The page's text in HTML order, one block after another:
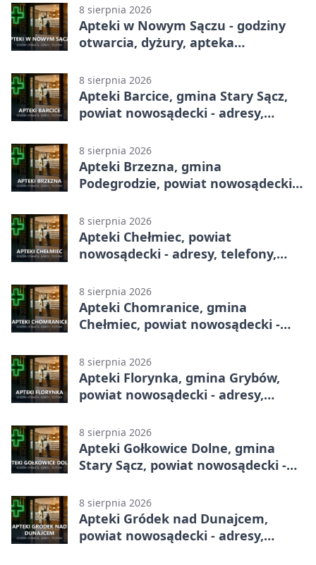
8 sierpnia 2026
Apteki w Nowym Sączu - godziny
otwarcia, dyżury, apteka
8 sierpnia 2026
Apteki Barcice, gmina Stary Sącz,
powiat nowosądecki - adresy,
8 sierpnia 2026
Apteki Brzezna, gmina
Podegrodzie, powiat nowosądecki -
8 sierpnia 2026
Apteki Chełmiec, powiat
nowosądecki - adresy, telefony,
8 sierpnia 2026
Apteki Chomranice, gmina
Chełmiec, powiat nowosądecki -
8 sierpnia 2026
Apteki Florynka, gmina Grybów,
powiat nowosądecki - adresy,
8 sierpnia 2026
Apteki Gołkowice Dolne, gmina
Stary Sącz, powiat nowosądecki -
8 sierpnia 2026
Apteki Gródek nad Dunajcem,
powiat nowosądecki - adresy,